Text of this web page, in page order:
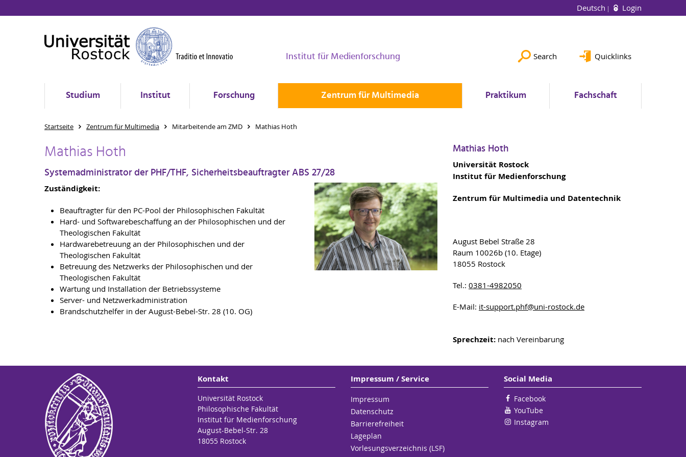
Deutsch Login
Institut für Medienforschung Search Quicklinks
Studium Institut Forschung Zentrum für Multimedia Praktikum Fachschaft
Startseite Zentrum für Multimedia Mitarbeitende am ZMD Mathias Hoth
Mathias Hoth
Systemadministrator der PHF/THF, Sicherheitsbeauftragter ABS 27/28
Zuständigkeit:
Beauftragter für den PC-Pool der Philosophischen Fakultät
Hard- und Softwarebeschaffung an der Philosophischen und der
Theologischen Fakultät
Hardwarebetreuung an der Philosophischen und der
Theologischen Fakultät
Betreuung des Netzwerks der Philosophischen und der
Theologischen Fakultät
Wartung und Installation der Betriebssysteme
Server- und Netzwerkadministration
Brandschutzhelfer in der August-Bebel-Str. 28 (10. OG)
Mathias Hoth
Universität Rostock
Institut für Medienforschung
Zentrum für Multimedia und Datentechnik
August Bebel Straße 28
Raum 10026b (10. Etage)
18055 Rostock
Tel.: 0381-4982050
E-Mail: it-support.phf@uni-rostock.de
Sprechzeit: nach Vereinbarung
Kontakt
Universität Rostock
Philosophische Fakultät
Institut für Medienforschung
August-Bebel-Str. 28
18055 Rostock
Impressum / Service
Impressum
Datenschutz
Barrierefreiheit
Lageplan
Vorlesungsverzeichnis (LSF)
Social Media
Facebook
YouTube
Instagram